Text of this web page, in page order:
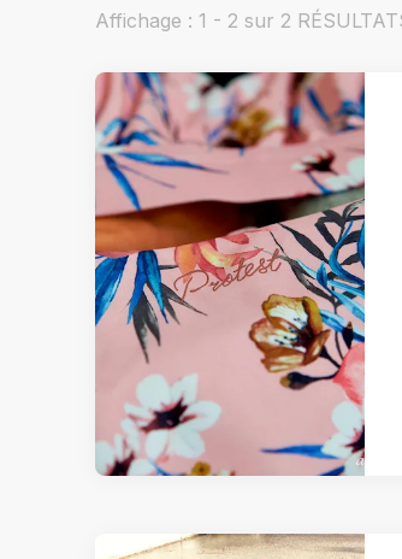
Affichage : 1 - 2 sur 2